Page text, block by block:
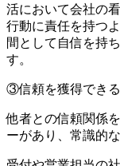
活において会社の
行動に責任を持つ
間として自信を持
す。
③信頼を獲得できる
他者との信頼関係
ーがあり、常識的